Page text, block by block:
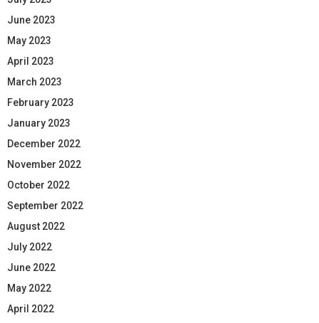
June 2023
May 2023
April 2023
March 2023
February 2023
January 2023
December 2022
November 2022
October 2022
September 2022
August 2022
July 2022
June 2022
May 2022
April 2022